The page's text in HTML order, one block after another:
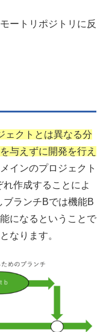
ートリポジトリに反
ェクトとは異なる分
与えずに開発を行え
インのプロジェクト
作成することによ
ブランチBでは機能B
になるということで
なります。